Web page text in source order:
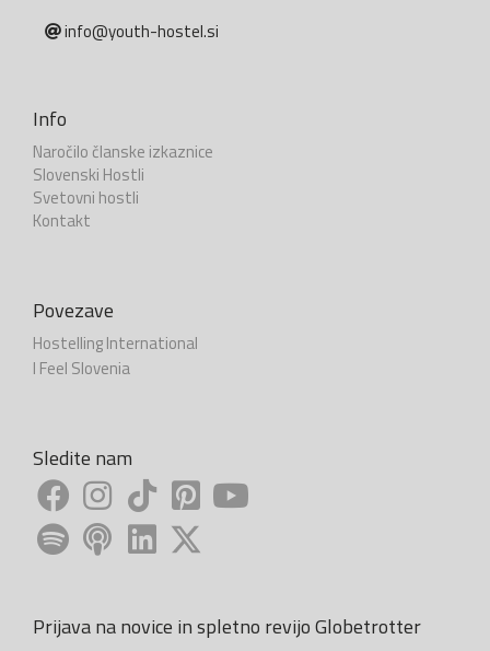
info@youth-hostel.si
Info
Naročilo članske izkaznice
Slovenski Hostli
Svetovni hostli
Kontakt
Povezave
Hostelling International
I Feel Slovenia
Sledite nam
Prijava na novice in spletno revijo Globetrotter